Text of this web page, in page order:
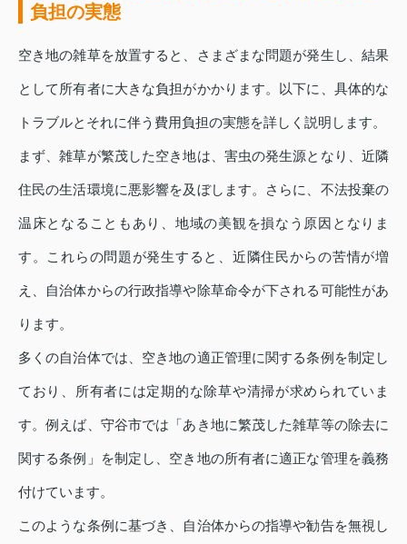
負担の実態
空き地の雑草を放置すると、さまざまな問題が発生し、結果
として所有者に大きな負担がかかります。以下に、具体的な
トラブルとそれに伴う費用負担の実態を詳しく説明します。
まず、雑草が繁茂した空き地は、害虫の発生源となり、近隣
住民の生活環境に悪影響を及ぼします。さらに、不法投棄の
温床となることもあり、地域の美観を損なう原因となりま
す。これらの問題が発生すると、近隣住民からの苦情が増
え、自治体からの行政指導や除草命令が下される可能性があ
ります。
多くの自治体では、空き地の適正管理に関する条例を制定し
ており、所有者には定期的な除草や清掃が求められていま
す。例えば、守谷市では「あき地に繁茂した雑草等の除去に
関する条例」を制定し、空き地の所有者に適正な管理を義務
付けています。
このような条例に基づき、自治体からの指導や勧告を無視し